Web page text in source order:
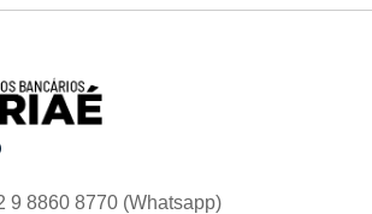
9 8860 8770 (Whatsapp)